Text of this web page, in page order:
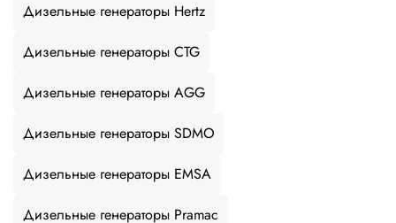
Дизельные генераторы Hertz
Дизельные генераторы CTG
Дизельные генераторы AGG
Дизельные генераторы SDMO
Дизельные генераторы EMSA
Дизельные генераторы Pramac